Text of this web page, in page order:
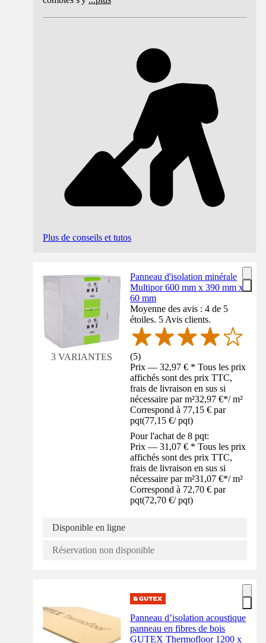
Plus de conseils et tutos
3 VARIANTES
Panneau d'isolation minérale
Multipor 600 mm x 390 mm x
60 mm
Moyenne des avis : 4 de 5
étoiles. 5 Avis clients.
(5)
Prix — 32,97 € * Tous les prix
affichés sont des prix TTC,
frais de livraison en sus si
nécessaire par m²32,97 €*/ m²
Correspond à 77,15 € par
pqt(77,15 €/ pqt)
Pour l'achat de 8 pqt:
Prix — 31,07 € * Tous les prix
affichés sont des prix TTC,
frais de livraison en sus si
nécessaire par m²31,07 €*/ m²
Correspond à 72,70 € par
pqt(72,70 €/ pqt)
Disponible en ligne
Réservation non disponible
Panneau d’isolation acoustique
panneau en fibres de bois
GUTEX Thermofloor 1200 x